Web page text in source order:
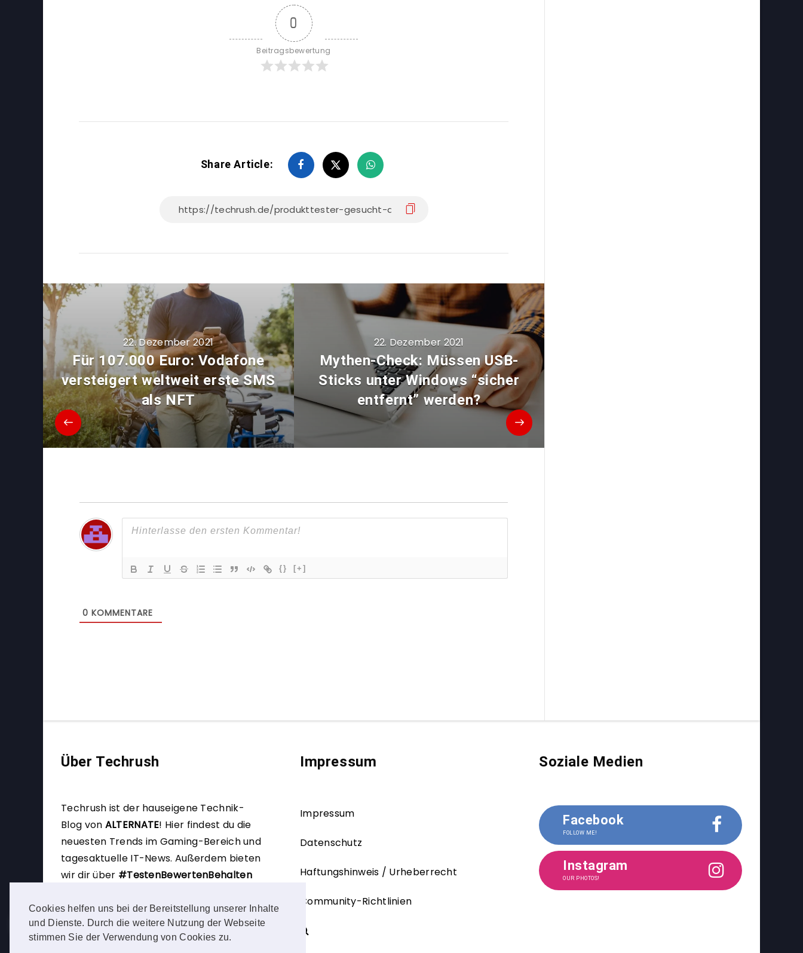
Cookies helfen uns bei der Bereitstellung unserer Inhalte
und Dienste. Durch die weitere Nutzung der Webseite
stimmen Sie der Verwendung von Cookies zu.
0
Beitragsbewertung
Share Article:
22. Dezember 2021
Für 107.000 Euro: Vodafone
versteigert weltweit erste SMS
als NFT
22. Dezember 2021
Mythen-Check: Müssen USB-
Sticks unter Windows “sicher
entfernt” werden?
{} [+]
0 KOMMENTARE
Über Techrush
Techrush ist der hauseigene Technik-
Blog von ALTERNATE! Hier findest du die
neuesten Trends im Gaming-Bereich und
tagesaktuelle IT-News. Außerdem bieten
wir dir über #TestenBewertenBehalten
werden.
Impressum
Impressum
Datenschutz
Haftungshinweis / Urheberrecht
Community-Richtlinien
Soziale Medien
Facebook
FOLLOW ME!
Instagram
OUR PHOTOS!